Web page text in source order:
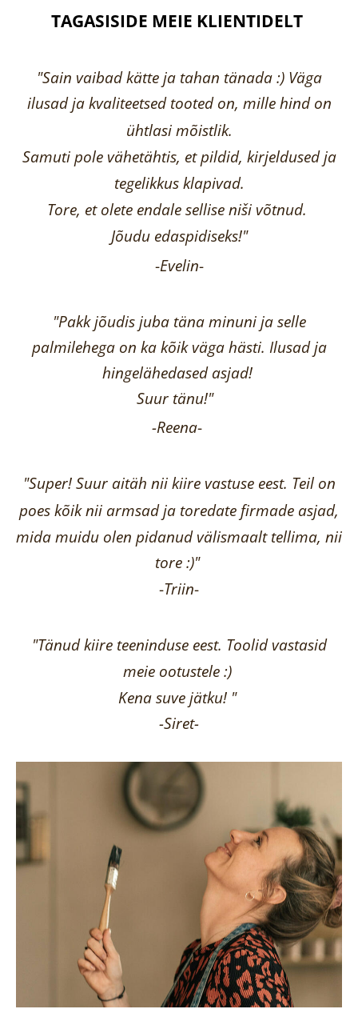
TAGASISIDE MEIE KLIENTIDELT
"Sain vaibad kätte ja tahan tänada :) Väga
ilusad ja kvaliteetsed tooted on, mille hind on
ühtlasi mõistlik.
Samuti pole vähetähtis, et pildid, kirjeldused ja
tegelikkus klapivad.
Tore, et olete endale sellise niši võtnud.
Jõudu edaspidiseks!"
-Evelin-
"Pakk jõudis juba täna minuni ja selle
palmilehega on ka kõik väga hästi. Ilusad ja
hingelähedased asjad!
Suur tänu!"
-Reena-
"Super! Suur aitäh nii kiire vastuse eest. Teil on
poes kõik nii armsad ja toredate firmade asjad,
mida muidu olen pidanud välismaalt tellima, nii
tore :)"
-Triin-
"Tänud kiire teeninduse eest. Toolid vastasid
meie ootustele :)
Kena suve jätku! "
-Siret-